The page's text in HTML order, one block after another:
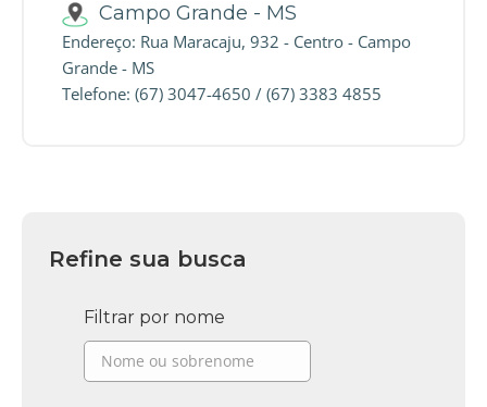
Campo Grande - MS
Endereço: Rua Maracaju, 932 - Centro - Campo
Grande - MS
Telefone: (67) 3047-4650 / (67) 3383 4855
Refine sua busca
Filtrar por nome